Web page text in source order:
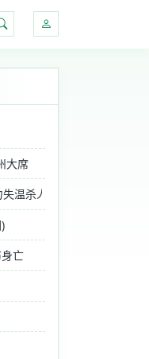
大席
温杀人
亡